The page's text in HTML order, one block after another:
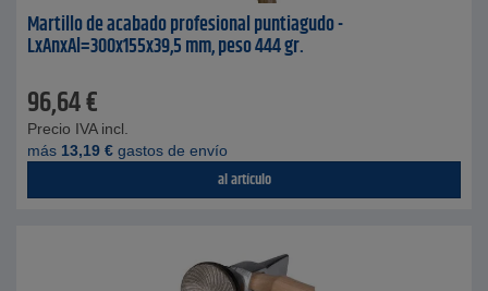
Martillo de acabado profesional puntiagudo -
LxAnxAl=300x155x39,5 mm, peso 444 gr.
96,64€
Precio IVA incl.
más 13,19 € gastos de envío
al artículo